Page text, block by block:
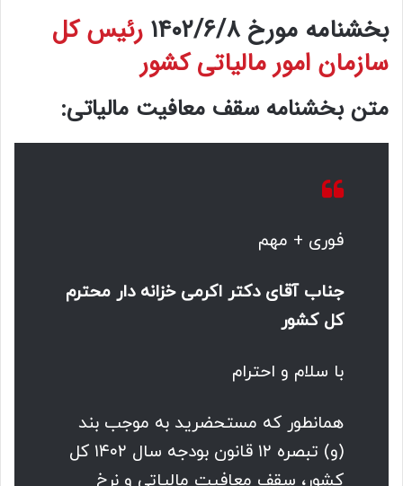
بخشنامه مورخ ۱۴۰۲/۶/۸
رئیس کل
سازمان امور مالیاتی کشور
متن بخشنامه سقف معافیت مالیاتی:
فوری + مهم
جناب آقای دکتر اکرمی خزانه دار محترم
کل کشور
با سلام و احترام
همانطور که مستحضرید به موجب بند
(و) تبصره ۱۲ قانون بودجه سال ۱۴۰۲ کل
کشور، سقف معافیت مالیاتی و نرخ